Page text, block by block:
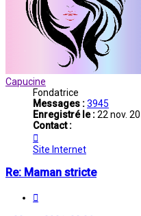
Capucine
Fondatrice
Messages :3945
Enregistré le :22 nov.
Contact :
Capucine
Site Internet
Re: Maman stricte